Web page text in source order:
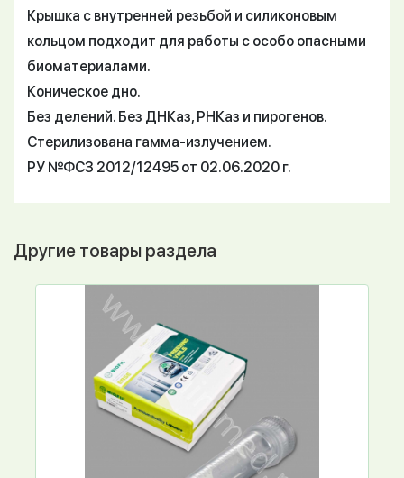
Крышка с внутренней резьбой и силиконовым
кольцом подходит для работы с особо опасными
биоматериалами.
Коническое дно.
Без делений. Без ДНКаз, РНКаз и пирогенов.
Стерилизована гамма-излучением.
РУ №ФСЗ 2012/12495 от 02.06.2020 г.
Другие товары раздела